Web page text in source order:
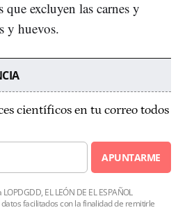
que excluyen las carnes y
y huevos.
científicos en tu correo todos
APUNTARME
EL LEÓN DE EL ESPAÑOL
datos facilitados con la finalidad de remitirle